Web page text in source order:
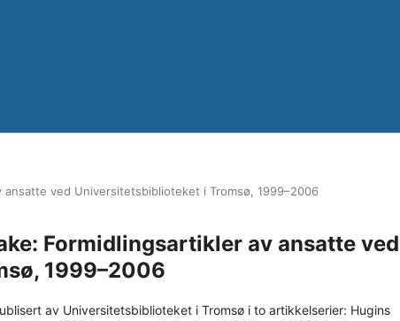
ved Universitetsbiblioteket i Tromsø, 1999–2006
Formidlingsartikler av ansatte ved
1999–2006
av Universitetsbiblioteket i Tromsø i to artikkelserier: Hugins